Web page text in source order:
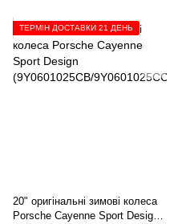
ТЕРМІН ДОСТАВКИ 21 ДЕНЬ
20" оригінальні зимові колеса
Porsche Cayenne Sport Design